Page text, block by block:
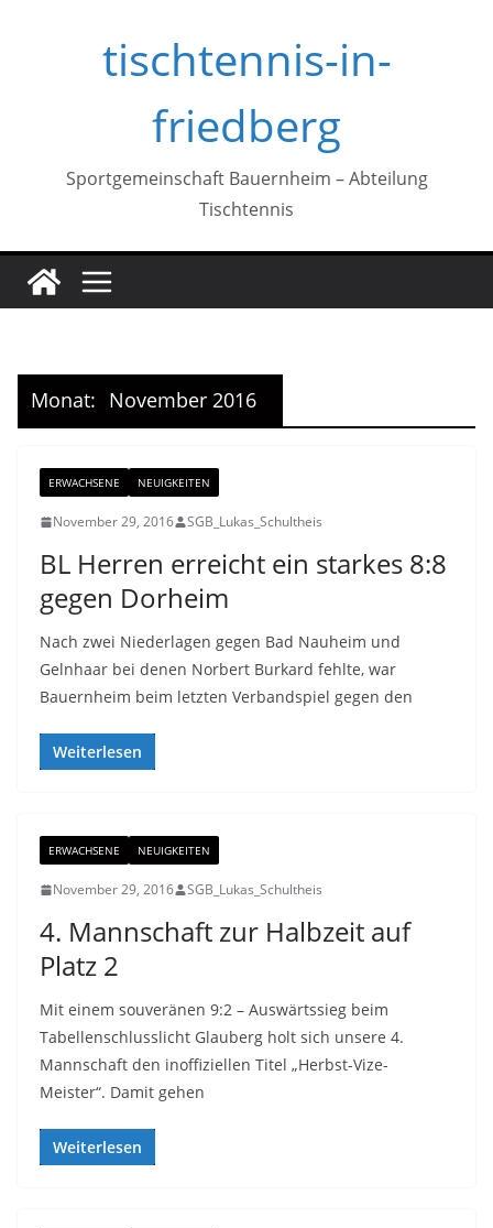
tischtennis-in-
friedberg
Sportgemeinschaft Bauernheim – Abteilung
Tischtennis
Monat: November 2016
ERWACHSENE NEUIGKEITEN
November 29, 2016 SGB_Lukas_Schultheis
BL Herren erreicht ein starkes 8:8
gegen Dorheim
Nach zwei Niederlagen gegen Bad Nauheim und
Gelnhaar bei denen Norbert Burkard fehlte, war
Bauernheim beim letzten Verbandspiel gegen den
Weiterlesen
ERWACHSENE NEUIGKEITEN
November 29, 2016 SGB_Lukas_Schultheis
4. Mannschaft zur Halbzeit auf
Platz 2
Mit einem souveränen 9:2 – Auswärtssieg beim
Tabellenschlusslicht Glauberg holt sich unsere 4.
Mannschaft den inoffiziellen Titel „Herbst-Vize-
Meister“. Damit gehen
Weiterlesen